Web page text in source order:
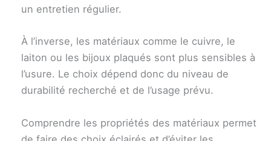
un entretien régulier.
À l’inverse, les matériaux comme le cuivre, le
laiton ou les bijoux plaqués sont plus sensibles à
l’usure. Le choix dépend donc du niveau de
durabilité recherché et de l’usage prévu.
Comprendre les propriétés des matériaux permet